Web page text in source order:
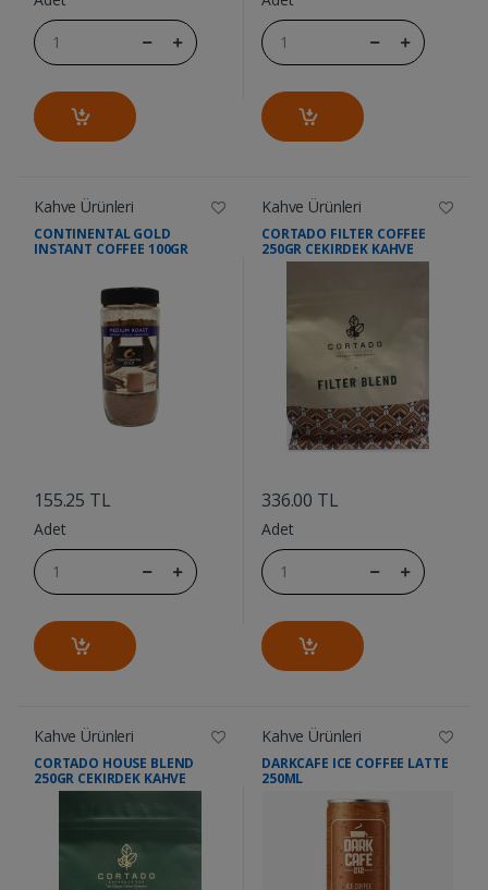
Kahve Ürünleri
CONTINENTAL GOLD
INSTANT COFFEE 100GR
155.25 TL
Adet
Kahve Ürünleri
CORTADO FILTER COFFEE
250GR CEKIRDEK KAHVE
336.00 TL
Adet
Kahve Ürünleri
CORTADO HOUSE BLEND
250GR CEKIRDEK KAHVE
Kahve Ürünleri
DARKCAFE ICE COFFEE LATTE
250ML